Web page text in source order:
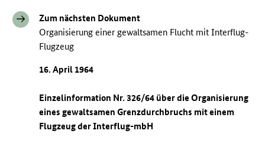
Zum nächsten Dokument
Organisierung einer gewaltsamen Flucht mit Interflug-
Flugzeug
16. April 1964
Einzelinformation Nr. 326/64 über die Organisierung
eines gewaltsamen Grenzdurchbruchs mit einem
Flugzeug der Interflug-mbH